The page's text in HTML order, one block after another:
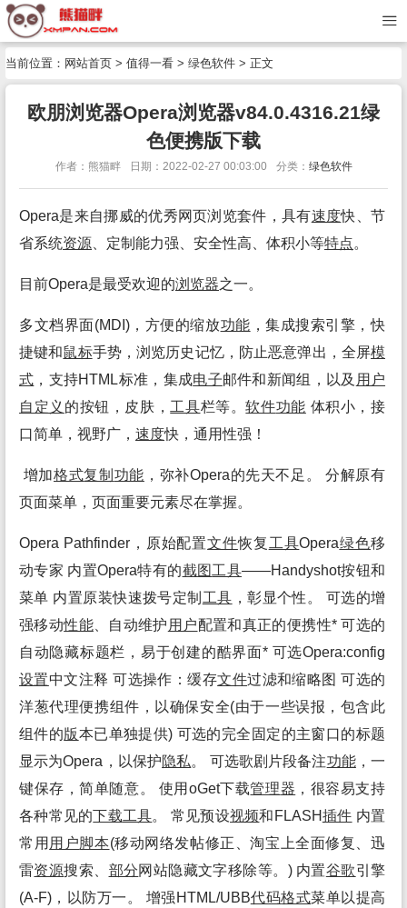
当前位置： 网站首页 > 值得一看 > 绿色软件 > 正文
欧朋浏览器Opera浏览器v84.0.4316.21绿
色便携版下载
作者：熊猫畔 日期：2022-02-27 00:03:00 分类： 绿色软件
Opera是来自挪威的优秀网页浏览套件，具有速度快、节
省系统资源 、定制能力强、安全性高、体积小等特点。
目前Opera是最受欢迎的浏览器之一。
多文档界面(MDI)，方便的缩放功能 ，集成搜索引擎，快
捷键和鼠标手势，浏览历史记忆，防止恶意弹出，全屏模
式 ，支持HTML标准，集成电子邮件和新闻组，以及 用户
自定义 的按钮，皮肤， 工具栏等。软件功能 体积小，接
口简单，视野广， 速度快，通用性强！
增加格式复制 功能 ，弥补Opera的先天不足。 分解原有
页面菜单，页面重要元素尽在掌握。
Opera Pathfinder，原始配置文件恢复 工具Opera绿色移
动专家 内置Opera特有的截图 工具——Handyshot按钮和
菜单 内置原装快速拨号定制 工具 ，彰显个性。 可选的增
强移动性能、自动维护 用户配置和真正的便携性* 可选的
自动隐藏标题栏，易于创建的酷界面* 可选Opera:config
设置中文注释 可选操作：缓存文件过滤和缩略图 可选的
洋葱代理便携组件，以确保安全(由于一些误报，包含此
组件的版本已单独提供) 可选的完全固定的主窗口的标题
显示为Opera，以保护隐私。 可选歌剧片段备注功能，一
键保存，简单随意。 使用oGet下载管理器 ，很容易支持
各种常见的下载工具。 常见预设视频和FLASH插件 内置
常用 用户脚本(移动网络发帖修正、淘宝上全面修复、迅
雷资源搜索、 部分网站隐藏文字移除等。) 内置谷歌引擎
(A-F)，以防万一。 增强HTML/UBB代码格式菜单以提高